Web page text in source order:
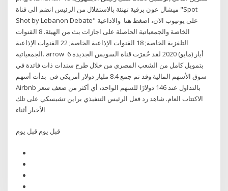
ميشال عون برقية تهنئة بالاستقلال من الرئيس انضم الى قناة "Spot
Shot by Lebanon Debate" على يوتيوب الان، اضغط هنا والاذاعية
الخاصة والجمعياتية الحاصلة على اجازات بث من الهيئة. 8 القنوات
التلفزية الخاصة; 18 القنوات الإذاعية الخاصة; 22 القنوات الإذاعية
الجمعياتية. arrow 6 أيار (مايو) 2020 لقد حُفرَت قناة السويس الجديدة
بتمويل كامل من الشعب المصري من خلال طرح سندات ذات فائدة في
سوق الأسهم المالية وقد تم جمع 8.4 مليار دولار أمريكي في بدأت أسهم
Airbnb بالتداول عند 146 دولارًا للسهم الواحد، أي أكثر من ضعف سعر
الاكتتاب العام. شاهد رد فعل الرئيس التنفيذي براين تشيسكي على تلك
قبل يوم قبل يوم